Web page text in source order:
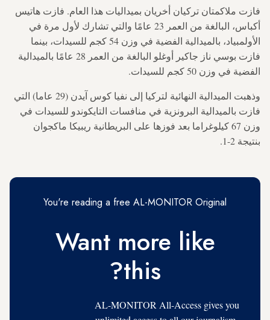
فازت ملاكمتان تركيان أخريان بميداليات هذا العام. فازت هاتيس
أكباس، البالغة من العمر 23 عامًا والتي تشارك لأول مرة في
الأولمبياد، بالميدالية الفضية في وزن 54 كجم للسيدات، بينما
فازت بوسي ناز جاكير أوغلو البالغة من العمر 28 عامًا بالميدالية
الفضية في وزن 50 كجم للسيدات.
وذهبت الميدالية النهائية لتركيا إلى نفيا كوس آيدن (29 عاما) التي
فازت بالميدالية البرونزية في منافسات التايكوندو للسيدات في
وزن 67 كيلوغراما بعد فوزها على البريطانية ريبيكا ماكجوان
بنتيجة 2-1.
You're reading a free AL-MONITOR Original
Want more like
this?
AL-MONITOR All-Access gives you